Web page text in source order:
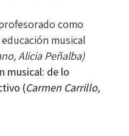
como
musical
Alicia Peñalba)
musical: de lo
(Carmen Carrillo,